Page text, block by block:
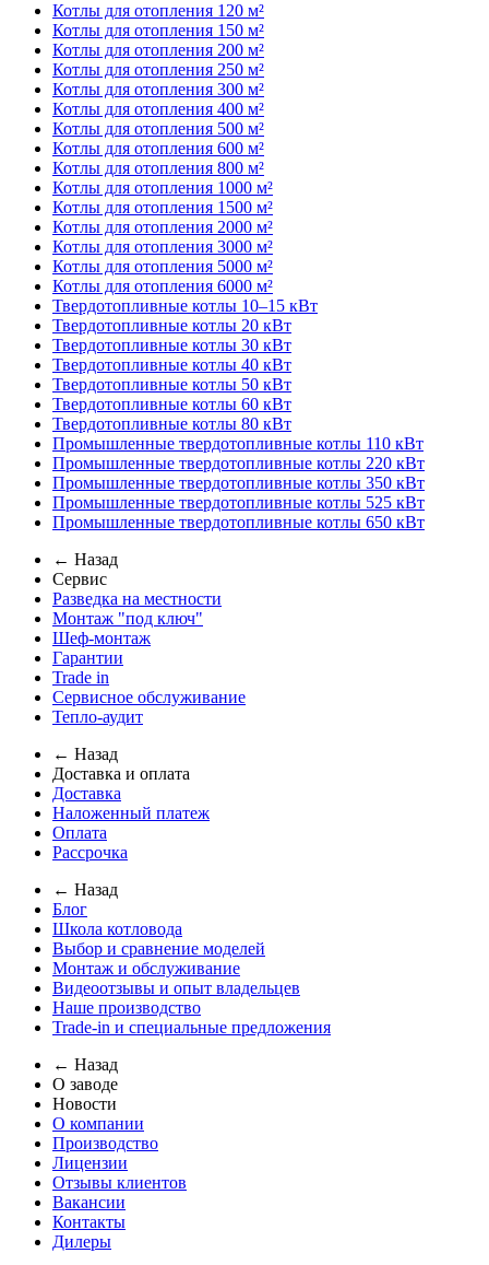
Котлы для отопления 120 м²
Котлы для отопления 150 м²
Котлы для отопления 200 м²
Котлы для отопления 250 м²
Котлы для отопления 300 м²
Котлы для отопления 400 м²
Котлы для отопления 500 м²
Котлы для отопления 600 м²
Котлы для отопления 800 м²
Котлы для отопления 1000 м²
Котлы для отопления 1500 м²
Котлы для отопления 2000 м²
Котлы для отопления 3000 м²
Котлы для отопления 5000 м²
Котлы для отопления 6000 м²
Твердотопливные котлы 10–15 кВт
Твердотопливные котлы 20 кВт
Твердотопливные котлы 30 кВт
Твердотопливные котлы 40 кВт
Твердотопливные котлы 50 кВт
Твердотопливные котлы 60 кВт
Твердотопливные котлы 80 кВт
Промышленные твердотопливные котлы 110 кВт
Промышленные твердотопливные котлы 220 кВт
Промышленные твердотопливные котлы 350 кВт
Промышленные твердотопливные котлы 525 кВт
Промышленные твердотопливные котлы 650 кВт
← Назад
Сервис
Разведка на местности
Монтаж "под ключ"
Шеф-монтаж
Гарантии
Trade in
Сервисное обслуживание
Тепло-аудит
← Назад
Доставка и оплата
Доставка
Наложенный платеж
Оплата
Рассрочка
← Назад
Блог
Школа котловода
Выбор и сравнение моделей
Монтаж и обслуживание
Видеоотзывы и опыт владельцев
Наше производство
Trade-in и специальные предложения
← Назад
О заводе
Новости
О компании
Производство
Лицензии
Отзывы клиентов
Вакансии
Контакты
Дилеры